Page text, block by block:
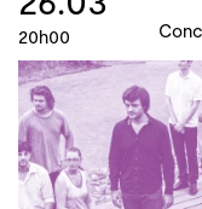
20h00